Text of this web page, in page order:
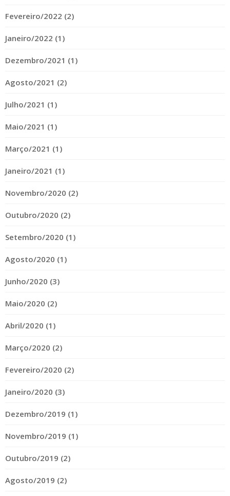
Fevereiro/2022 (2)
Janeiro/2022 (1)
Dezembro/2021 (1)
Agosto/2021 (2)
Julho/2021 (1)
Maio/2021 (1)
Março/2021 (1)
Janeiro/2021 (1)
Novembro/2020 (2)
Outubro/2020 (2)
Setembro/2020 (1)
Agosto/2020 (1)
Junho/2020 (3)
Maio/2020 (2)
Abril/2020 (1)
Março/2020 (2)
Fevereiro/2020 (2)
Janeiro/2020 (3)
Dezembro/2019 (1)
Novembro/2019 (1)
Outubro/2019 (2)
Agosto/2019 (2)